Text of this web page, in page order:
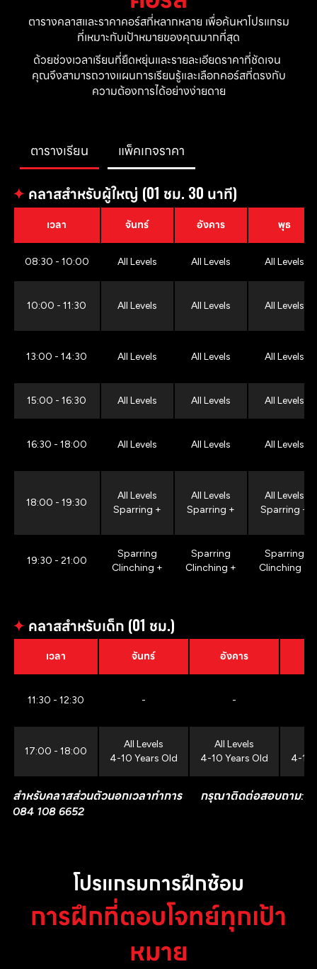
ตารางคลาสและราคาคอร์สที่หลากหลาย เพื่อค้นหาโปรแกรม
ที่เหมาะกับเป้าหมายของคุณมากที่สุด
ด้วยช่วงเวลาเรียนที่ยืดหยุ่นและรายละเอียดราคาที่ชัดเจน
คุณจึงสามารถวางแผนการเรียนรู้และเลือกคอร์สที่ตรงกับ
ความต้องการได้อย่างง่ายดาย
ตารางเรียน แพ็คเกจราคา
✦ คลาสสำหรับผู้ใหญ่ (01 ชม. 30 นาที)
เวลา จันทร์ อังคาร พุธ
08:30 - 10:00 All Levels All Levels All Levels
10:00 - 11:30 All Levels All Levels All Levels
13:00 - 14:30 All Levels All Levels All Levels
15:00 - 16:30 All Levels All Levels All Levels
16:30 - 18:00 All Levels All Levels All Levels
18:00 - 19:30
All Levels
Sparring +
All Levels
Sparring +
All Levels
Sparring +
19:30 - 21:00
Sparring
Clinching +
Sparring
Clinching +
Sparring
Clinching +
✦ คลาสสำหรับเด็ก (01 ชม.)
เวลา จันทร์ อังคาร
11:30 - 12:30 - -
17:00 - 18:00
All Levels
4-10 Years Old
All Levels
4-10 Years Old
4-10
สำหรับคลาสส่วนตัวนอกเวลาทำการ กรุณาติดต่อสอบถาม:
084 108 6652
โปรแกรมการฝึกซ้อม
การฝึกที่ตอบโจทย์ทุกเป้า
หมาย